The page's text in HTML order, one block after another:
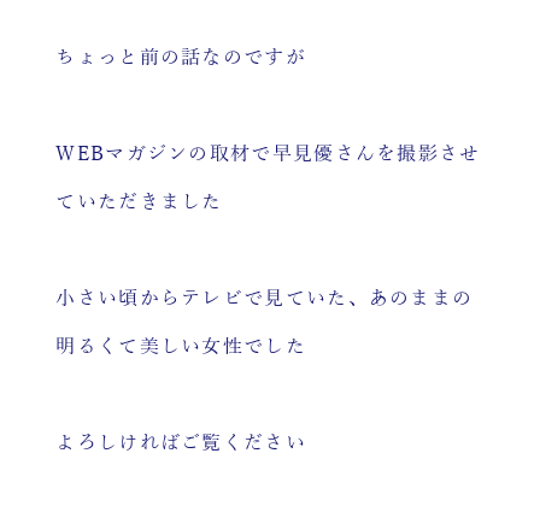
ちょっと前の話なのですが
WEBマガジンの取材で早見優さんを撮影させ
ていただきました
小さい頃からテレビで見ていた、あのままの
明るくて美しい女性でした
よろしければご覧ください